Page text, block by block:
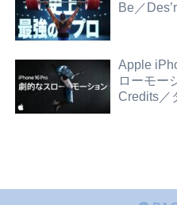
Be／
Apple
ローモー
Credits／